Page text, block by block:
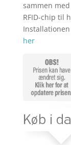
sammen
RFID-chip til
her